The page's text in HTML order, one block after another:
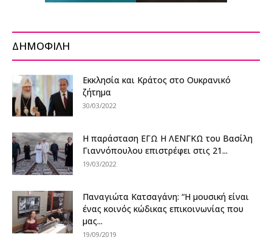
ΔΗΜΟΦΙΛΗ
Εκκλησία και Κράτος στο Ουκρανικό
ζήτημα
30/03/2022
Η παράσταση ΕΓΩ Η ΛΕΝΓΚΩ του Βασίλη
Γιαννόπουλου επιστρέφει στις 21...
19/03/2022
Παναγιώτα Κατσαγάνη: “Η μουσική είναι
ένας κοινός κώδικας επικοινωνίας που
μας...
19/09/2019